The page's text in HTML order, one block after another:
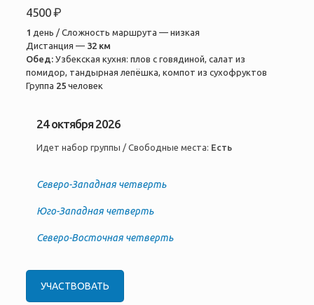
4500 ₽
1 день / Сложность маршрута — низкая
Дистанция — 32 км
Обед:Узбекская кухня: плов с говядиной, салат из
помидор, тандырная лепёшка, компот из сухофруктов
Группа 25человек
24 октября 2026
Идет набор группы / Свободные места: Есть
Северо-Западная четверть
Юго-Западная четверть
Северо-Восточная четверть
УЧАСТВОВАТЬ